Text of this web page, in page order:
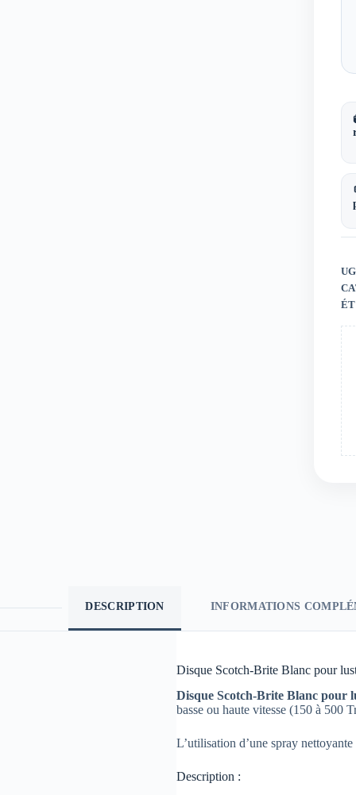
DESCRIPTION INFORMATIONS
Disque Scotch-Brite Blanc pour
Disque Scotch-Brite Blanc pour
basse ou haute vitesse (150 à 500
L’utilisation d’une spray
Description :